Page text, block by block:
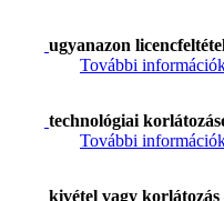
ugyanazon
További
technológiai
További
kivétel vagy korlátozás